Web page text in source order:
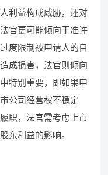
利益构成威胁，还对
官更可能倾向于准许
度限制被申请人的自
成损害，法官则倾向
特别重要，即如果申
公司经营权不稳定
职，法官需考虑上市
东利益的影响。